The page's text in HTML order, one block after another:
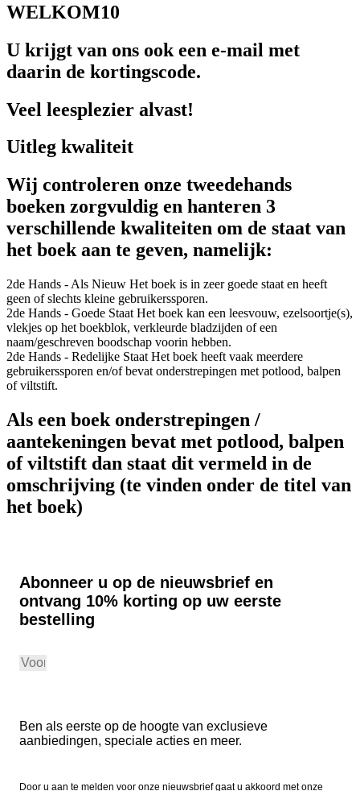
WELKOM10
U krijgt van ons ook een e-mail met
daarin de kortingscode.
Veel leesplezier alvast!
Uitleg kwaliteit
Wij controleren onze tweedehands
boeken zorgvuldig en hanteren 3
verschillende kwaliteiten om de staat van
het boek aan te geven, namelijk:
2de Hands - Als Nieuw Het boek is in zeer goede staat en heeft
geen of slechts kleine gebruikerssporen.
2de Hands - Goede Staat Het boek kan een leesvouw, ezelsoortje(s),
vlekjes op het boekblok, verkleurde bladzijden of een
naam/geschreven boodschap voorin hebben.
2de Hands - Redelijke Staat Het boek heeft vaak meerdere
gebruikerssporen en/of bevat onderstrepingen met potlood, balpen
of viltstift.
Als een boek onderstrepingen /
aantekeningen bevat met potlood, balpen
of viltstift dan staat dit vermeld in de
omschrijving (te vinden onder de titel van
het boek)
Abonneer u op de nieuwsbrief en
ontvang 10% korting op uw eerste
bestelling
Ben als eerste op de hoogte van exclusieve
aanbiedingen, speciale acties en meer.
Door u aan te melden voor onze nieuwsbrief gaat u akkoord met onze